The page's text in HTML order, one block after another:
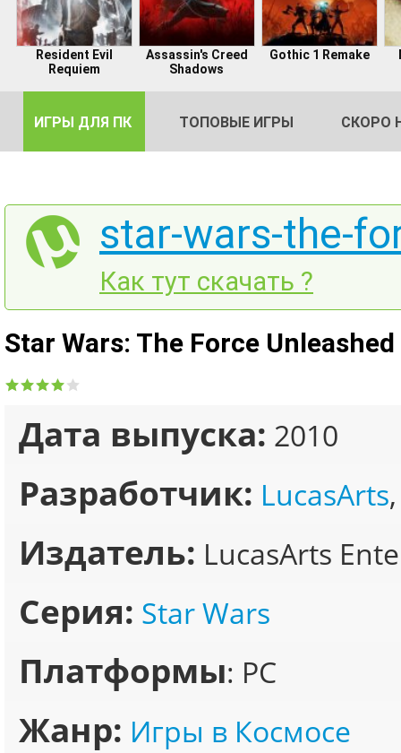
Resident Evil
Requiem
Assassin's Creed
Shadows
Gothic 1 Remake
ИГРЫ ДЛЯ ПК ТОПОВЫЕ ИГРЫ СКОРО
star-wars-the-
Как тут скачать ?
Star Wars: The Force
Дата выпуска: 2010
Разработчик: LucasArts
Издатель: LucasArts
Серия: Star Wars
Платформы: PC
Жанр: Игры в Космосе